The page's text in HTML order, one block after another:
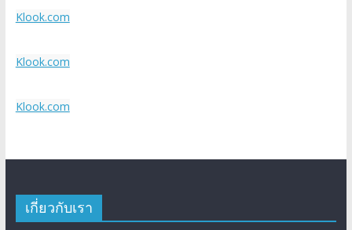
Klook.com
Klook.com
Klook.com
เกี่ยวกับเรา